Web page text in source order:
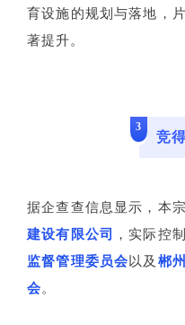
育设施的规划与落地，
著提升。
3
竞
据企查查信息显示，本
建设有限公司
，实际控
监督管理委员会以及 郴
会。